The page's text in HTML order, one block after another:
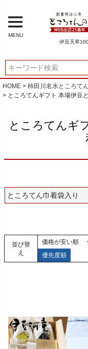
MENU
伊豆天草
HOME
柿田川名水ところてん
ところてんギフト 本場伊豆
ところてんギ
ところてん巾着袋入り
並び替
え
価格が安い順
優先度順